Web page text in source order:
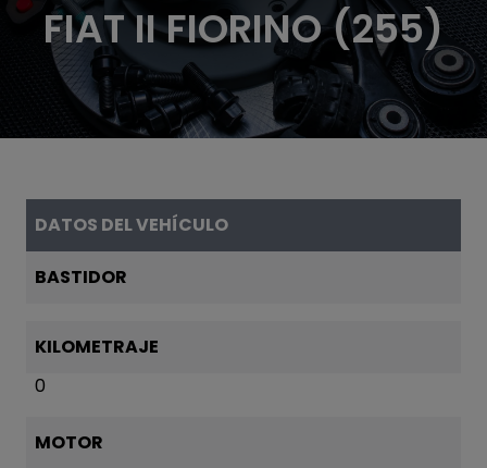
FIAT II FIORINO (255)
DATOS DEL VEHÍCULO
BASTIDOR
KILOMETRAJE
0
MOTOR